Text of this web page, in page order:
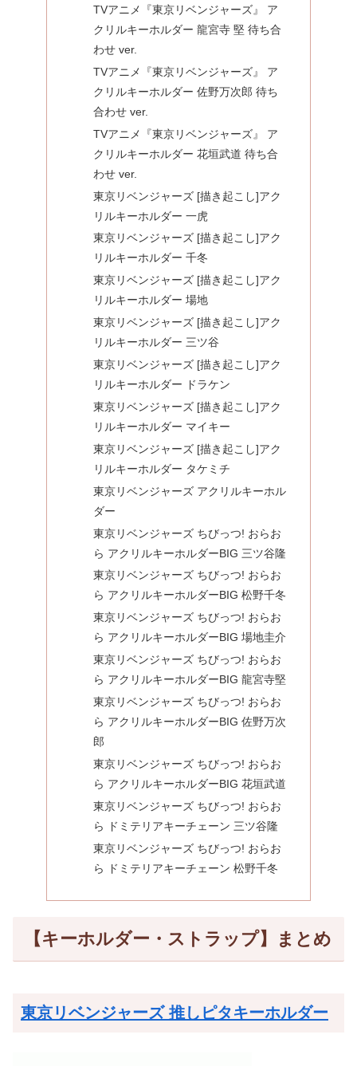
TVアニメ『東京リベンジャーズ』 ア
クリルキーホルダー 龍宮寺 堅 待ち合
わせ ver.
TVアニメ『東京リベンジャーズ』 ア
クリルキーホルダー 佐野万次郎 待ち
合わせ ver.
TVアニメ『東京リベンジャーズ』 ア
クリルキーホルダー 花垣武道 待ち合
わせ ver.
東京リベンジャーズ [描き起こし]アク
リルキーホルダー 一虎
東京リベンジャーズ [描き起こし]アク
リルキーホルダー 千冬
東京リベンジャーズ [描き起こし]アク
リルキーホルダー 場地
東京リベンジャーズ [描き起こし]アク
リルキーホルダー 三ツ谷
東京リベンジャーズ [描き起こし]アク
リルキーホルダー ドラケン
東京リベンジャーズ [描き起こし]アク
リルキーホルダー マイキー
東京リベンジャーズ [描き起こし]アク
リルキーホルダー タケミチ
東京リベンジャーズ アクリルキーホル
ダー
東京リベンジャーズ ちびっつ! おらお
ら アクリルキーホルダーBIG 三ツ谷隆
東京リベンジャーズ ちびっつ! おらお
ら アクリルキーホルダーBIG 松野千冬
東京リベンジャーズ ちびっつ! おらお
ら アクリルキーホルダーBIG 場地圭介
東京リベンジャーズ ちびっつ! おらお
ら アクリルキーホルダーBIG 龍宮寺堅
東京リベンジャーズ ちびっつ! おらお
ら アクリルキーホルダーBIG 佐野万次
郎
東京リベンジャーズ ちびっつ! おらお
ら アクリルキーホルダーBIG 花垣武道
東京リベンジャーズ ちびっつ! おらお
ら ドミテリアキーチェーン 三ツ谷隆
東京リベンジャーズ ちびっつ! おらお
ら ドミテリアキーチェーン 松野千冬
【キーホルダー・ストラップ】まとめ
東京リベンジャーズ 推しピタキーホルダー